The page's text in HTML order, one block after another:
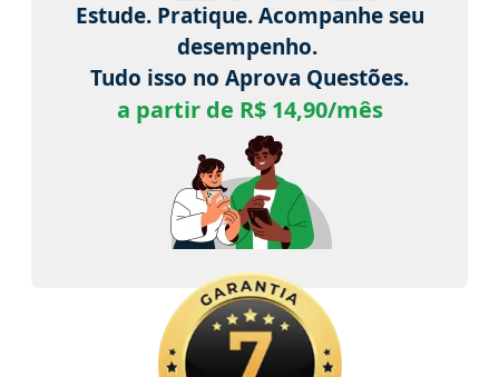
Estude. Pratique. Acompanhe seu
desempenho.
Tudo isso no Aprova Questões.
a partir de R$ 14,90/mês